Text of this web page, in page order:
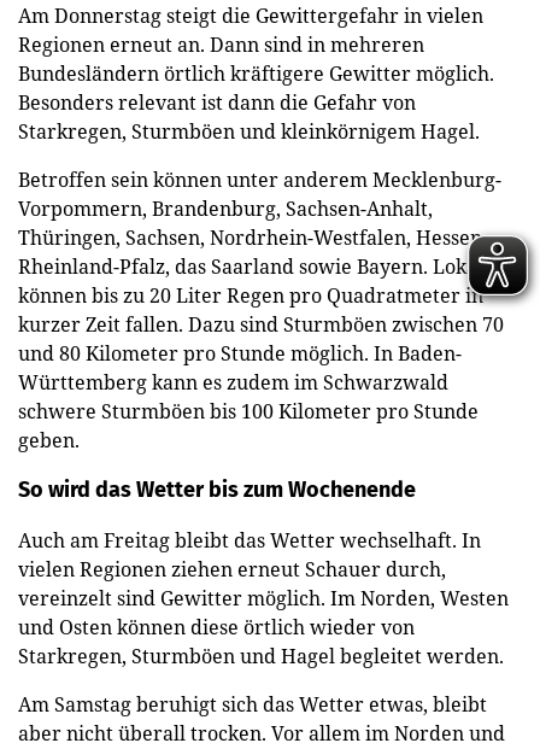
Am Donnerstag steigt die Gewittergefahr in vielen
Regionen erneut an. Dann sind in mehreren
Bundesländern örtlich kräftigere Gewitter möglich.
Besonders relevant ist dann die Gefahr von
Starkregen, Sturmböen und kleinkörnigem Hagel.
Betroffen sein können unter anderem Mecklenburg-
Vorpommern, Brandenburg, Sachsen-Anhalt,
Thüringen, Sachsen, Nordrhein-Westfalen, Hessen,
Rheinland-Pfalz, das Saarland sowie Bayern. Lokal
können bis zu 20 Liter Regen pro Quadratmeter in
kurzer Zeit fallen. Dazu sind Sturmböen zwischen 70
und 80 Kilometer pro Stunde möglich. In Baden-
Württemberg kann es zudem im Schwarzwald
schwere Sturmböen bis 100 Kilometer pro Stunde
geben.
So wird das Wetter bis zum Wochenende
Auch am Freitag bleibt das Wetter wechselhaft. In
vielen Regionen ziehen erneut Schauer durch,
vereinzelt sind Gewitter möglich. Im Norden, Westen
und Osten können diese örtlich wieder von
Starkregen, Sturmböen und Hagel begleitet werden.
Am Samstag beruhigt sich das Wetter etwas, bleibt
aber nicht überall trocken. Vor allem im Norden und